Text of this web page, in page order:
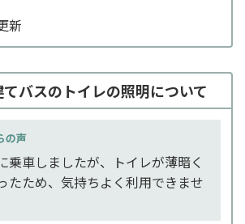
新
てバスのトイレの照明について
乗車しましたが、トイレが薄暗く
たため、気持ちよく利用できませ